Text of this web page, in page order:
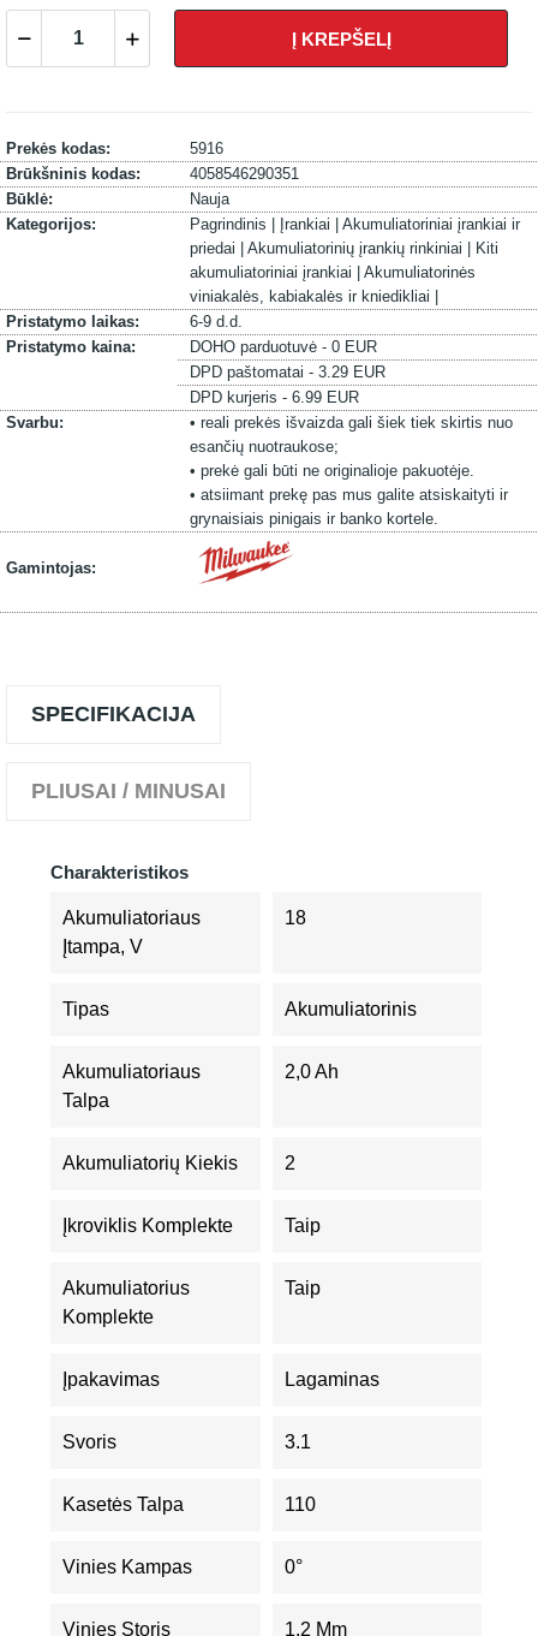
Į KREPŠELĮ
Prekės kodas:
5916
Brūkšninis kodas:
4058546290351
Būklė:
Nauja
Kategorijos:
Pagrindinis | Įrankiai | Akumuliatoriniai įrankiai ir
priedai | Akumuliatorinių įrankių rinkiniai |
Kiti
akumuliatoriniai įrankiai | Akumuliatorinės
viniakalės, kabiakalės ir kniedikliai |
Pristatymo laikas:
6-9 d.d.
Pristatymo kaina:
DOHO parduotuvė - 0 EUR
DPD paštomatai - 3.29 EUR
DPD kurjeris - 6.99 EUR
Svarbu:
• reali prekės išvaizda gali šiek tiek skirtis nuo
esančių nuotraukose;
• prekė gali būti ne originalioje pakuotėje.
• atsiimant prekę pas mus galite atsiskaityti ir
grynaisiais pinigais ir banko kortele.
Gamintojas:
SPECIFIKACIJA
PLIUSAI / MINUSAI
Charakteristikos
Akumuliatoriaus
Įtampa, V
18
Tipas Akumuliatorinis
Akumuliatoriaus
Talpa
2,0 Ah
Akumuliatorių Kiekis 2
Įkroviklis Komplekte Taip
Akumuliatorius
Komplekte
Taip
Įpakavimas Lagaminas
Svoris 3.1
Kasetės Talpa 110
Vinies Kampas 0°
Vinies Storis 1,2 Mm